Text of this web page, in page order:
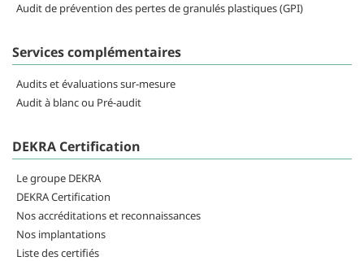
Audit de prévention des pertes de granulés plastiques (GPI)
Services complémentaires
Audits et évaluations sur-mesure
Audit à blanc ou Pré-audit
DEKRA Certification
Le groupe DEKRA
DEKRA Certification
Nos accréditations et reconnaissances
Nos implantations
Liste des certifiés